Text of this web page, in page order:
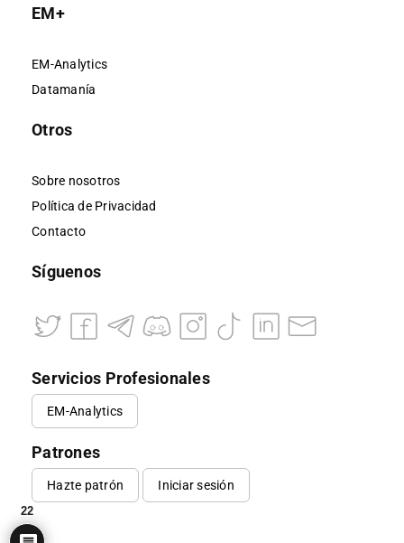
EM+
EM-Analytics
Datamanía
Otros
Sobre nosotros
Política de Privacidad
Contacto
Síguenos
Servicios Profesionales
EM-Analytics
Patrones
Hazte patrón Iniciar sesión
22